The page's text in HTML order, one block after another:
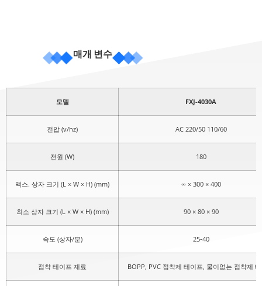
매개 변수
모델 FXJ-4030A
전압 (v/hz) AC 220/50 110/60
전원 (W) 180
맥스. 상자 크기 (L × W × H) (mm) ∞ × 300 × 400
최소 상자 크기 (L × W × H) (mm) 90 × 80 × 90
속도 (상자/분) 25-40
접착 테이프 재료 BOPP, PVC 접착제 테이프, 물이없는 접착제